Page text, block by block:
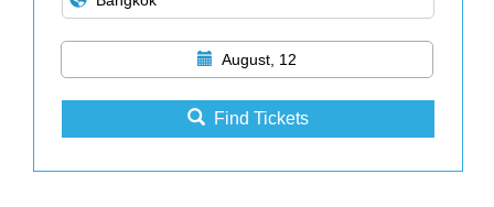
August, 12
Find Tickets